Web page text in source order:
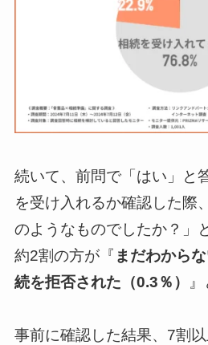
続いて、前問で「はい」と
を受け入れるか確認した際
のようなものでしたか？」
約2割の方が『 まだわから
続を拒否された（0.3％） 』
事前に確認した結果、7割